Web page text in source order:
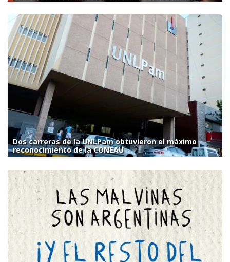
Dos carreras de la UNLPam obtuvieron el máximo
reconocimiento de la CONEAU